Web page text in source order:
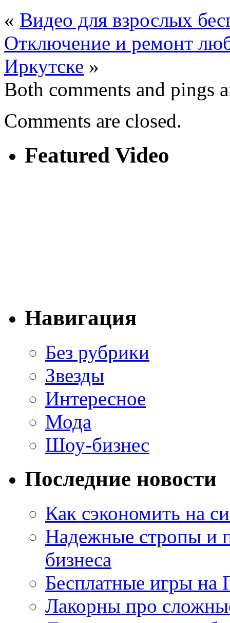
« Видео для взрослых
Отключение и ремонт
Иркутске »
Both comments and pings
Comments are closed.
Featured Video
Навигация
Без рубрики
Звезды
Интересное
Мода
Шоу-бизнес
Последние новости
Как сэкономить на
Надежные стропы и
бизнеса
Бесплатные игры на
Лакорны про